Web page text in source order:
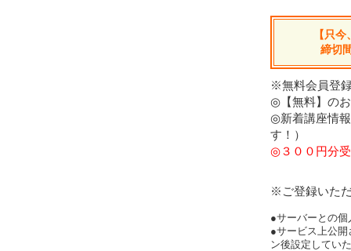
【只
締切
※無料会員登
◎【無料】の
◎新着講座情
す！）
◎３００円分
※ご登録いた
●サーバーとの個
●サービス上公
ン後設定してい